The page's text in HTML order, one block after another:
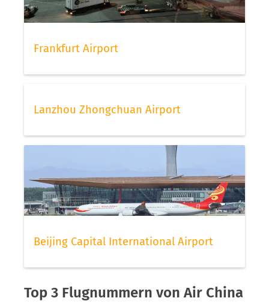
Frankfurt Airport
Lanzhou Zhongchuan Airport
Beijing Capital International Airport
Top 3 Flugnummern von Air China